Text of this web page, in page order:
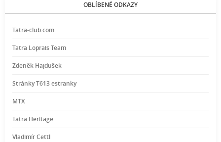
OBLÍBENÉ ODKAZY
Tatra-club.com
Tatra Loprais Team
Zdeněk Hajdušek
Stránky T613 estranky
MTX
Tatra Heritage
Vladimír Cettl